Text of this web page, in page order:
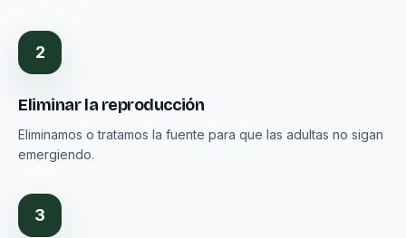
2
Eliminar la reproducción
Eliminamos o tratamos la fuente para que las adultas no sigan
emergiendo.
3